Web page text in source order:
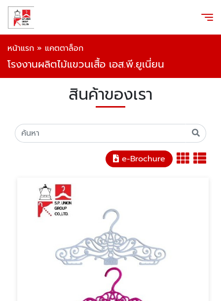
หน้าแรก » แคตตาล็อก
โรงงานผลิตไม้แขวนเสื้อ เอส.พี.ยูเนี่ยน
สินค้าของเรา
e-Brochure